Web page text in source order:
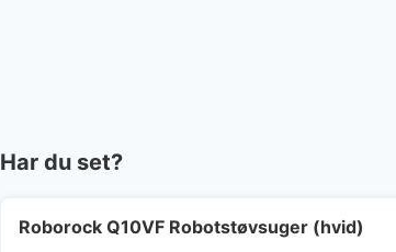
Har du set?
Roborock Q10VF Robotstøvsuger (hvid)